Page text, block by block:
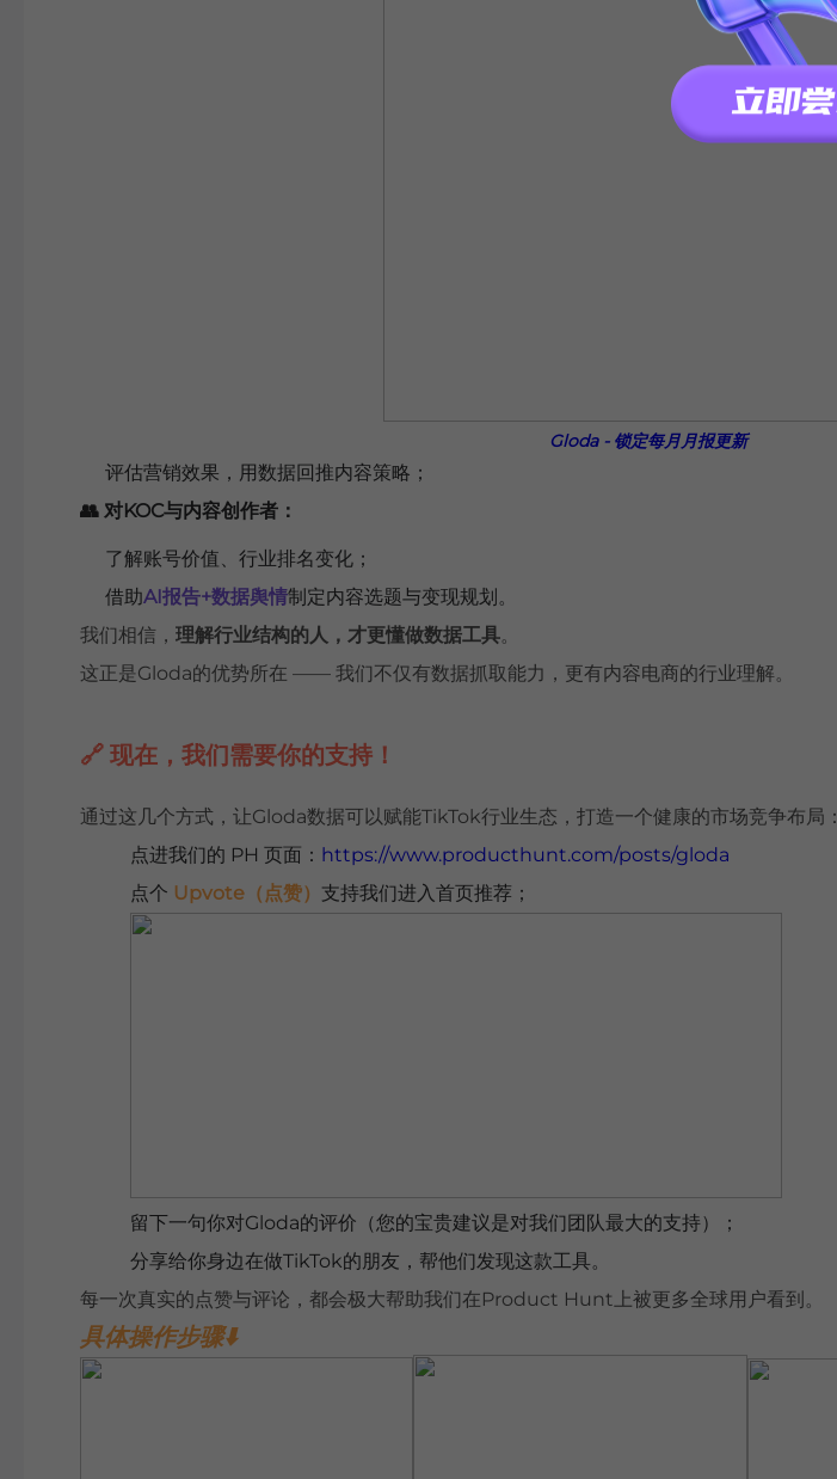
Gloda - 锁定每月月报更新
评估营销效果，用数据回推内容策略；
👥 对KOC与内容创作者：
了解账号价值、行业排名变化；
借助AI报告+数据舆情制定内容选题与变现规划。
我们相信， 理解行业结构的人，才更懂做数据工具。
这正是Gloda的优势所在 —— 我们不仅有数据抓取能力，更有内容电商的行业理解。
🔗 现在，我们需要你的支持！
通过这几个方式，让Gloda数据可以赋能TikTok行业生态，打造一个健康的市场竞争布局：
点进我们的 PH 页面： https://www.producthunt.com/posts/gloda
点个 Upvote（点赞） 支持我们进入首页推荐；
留下一句你对Gloda的评价（您的宝贵建议是对我们团队最大的支持）；
分享给你身边在做TikTok的朋友，帮他们发现这款工具。
每一次真实的点赞与评论，都会极大帮助我们在Product Hunt上被更多全球用户看到。
具体操作步骤⬇️